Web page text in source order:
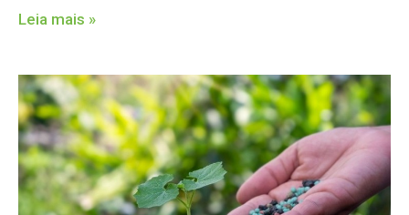
Leia mais »